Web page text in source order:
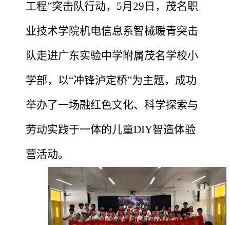
工程”突击队行动， 5月29 日，茂名职
业技术学院机电信息系智械暖青突击
队走进广东实验中学附属茂名学校小
学部，以“冲锋泸定桥”为主题，成功
举办了一场融红色文化、科学探索与
劳动实践于一体的儿童DIY智造体验
营活动。